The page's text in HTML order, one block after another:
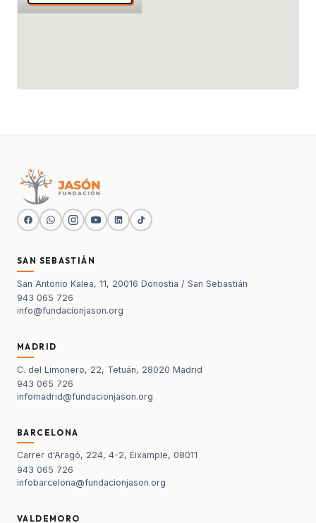
SAN SEBASTIÁN
San Antonio Kalea, 11, 20016 Donostia / San Sebastián
943 065 726
info@fundacionjason.org
MADRID
C. del Limonero, 22, Tetuán, 28020 Madrid
943 065 726
infomadrid@fundacionjason.org
BARCELONA
Carrer d'Aragó, 224, 4-2, Eixample, 08011
943 065 726
infobarcelona@fundacionjason.org
VALDEMORO